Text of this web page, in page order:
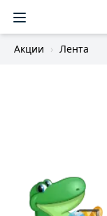
Акции Лента